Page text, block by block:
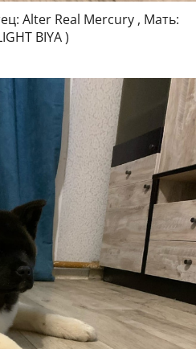
Alter Real Mercury , Мать:
BIYA )